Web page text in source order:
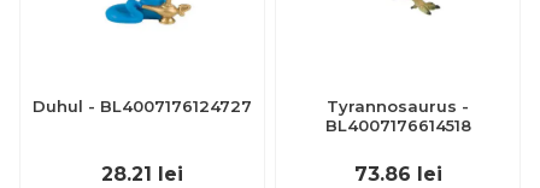
Duhul - BL4007176124727
28.21 lei
Tyrannosaurus -
BL4007176614518
73.86 lei